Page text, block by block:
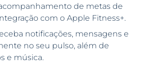
de metas de
com o Apple Fitness+.
notificações, mensagens e
no seu pulso, além de
e música.